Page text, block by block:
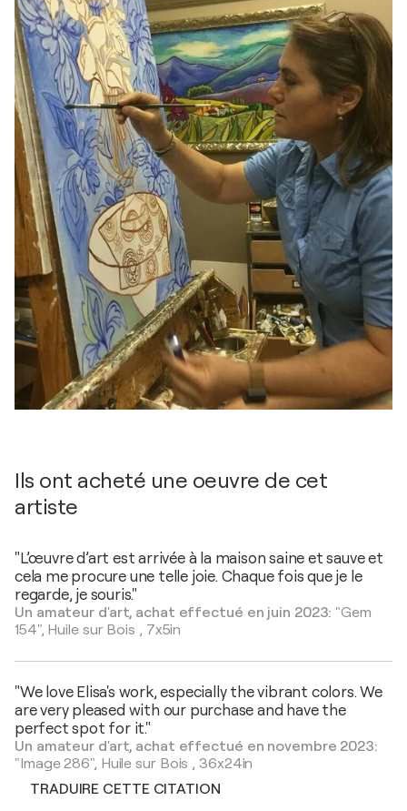
Ils ont acheté une oeuvre de cet
artiste
"L’œuvre d’art est arrivée à la maison saine et sauve et
cela me procure une telle joie. Chaque fois que je le
regarde, je souris."
Un amateur d'art, achat effectué en juin 2023: "Gem
154", Huile sur Bois , 7x5in
"We love Elisa's work, especially the vibrant colors. We
are very pleased with our purchase and have the
perfect spot for it."
Un amateur d'art, achat effectué en novembre 2023:
"Image 286", Huile sur Bois , 36x24in
TRADUIRE CETTE CITATION